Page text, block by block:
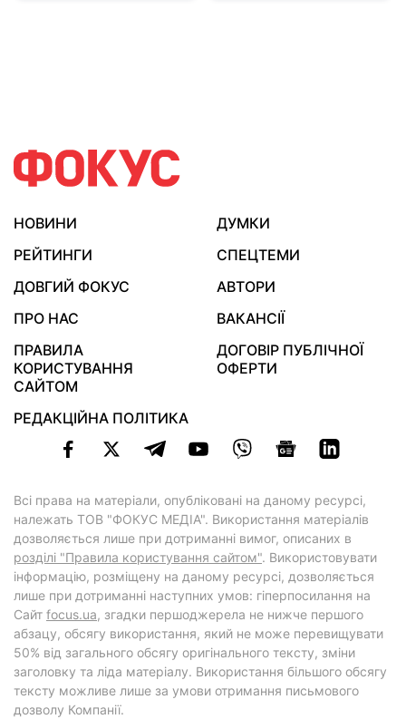
НОВИНИ
ДУМКИ
РЕЙТИНГИ
СПЕЦТЕМИ
ДОВГИЙ ФОКУС
АВТОРИ
ПРО НАС
ВАКАНСІЇ
ПРАВИЛА
КОРИСТУВАННЯ
САЙТОМ
ДОГОВІР ПУБЛІЧНОЇ
ОФЕРТИ
РЕДАКЦІЙНА ПОЛІТИКА
Всі права на матеріали, опубліковані на даному ресурсі,
належать ТОВ "ФОКУС МЕДІА". Використання матеріалів
дозволяється лише при дотриманні вимог, описаних в
розділі "Правила користування сайтом". Використовувати
інформацію, розміщену на даному ресурсі, дозволяється
лише при дотриманні наступних умов: гіперпосилання на
Cайт focus.ua, згадки першоджерела не нижче першого
абзацу, обсягу використання, який не може перевищувати
50% від загального обсягу оригінального тексту, зміни
заголовку та ліда матеріалу. Використання більшого обсягу
тексту можливе лише за умови отримання письмового
дозволу Компанії.